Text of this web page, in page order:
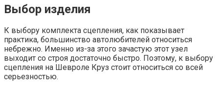
Выбор изделия
К выбору комплекта сцепления, как показывает
практика, большинство автолюбителей относиться
небрежно. Именно из-за этого зачастую этот узел
выходит со строя достаточно быстро. Поэтому, к выбору
сцепления на Шевроле Круз стоит относиться со всей
серьезностью.